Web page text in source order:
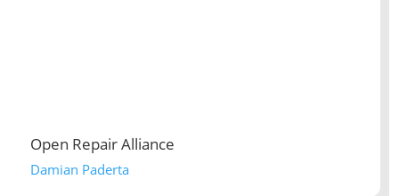
Open Repair Alliance
Damian Paderta